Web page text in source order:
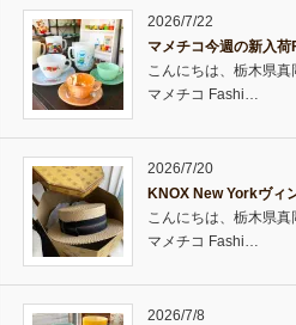
2026/7/22
マメチコ今週の新入
こんにちは、栃木県
マメチコ Fashi…
2026/7/20
KNOX New Yorkヴィ
こんにちは、栃木県
マメチコ Fashi…
2026/7/8